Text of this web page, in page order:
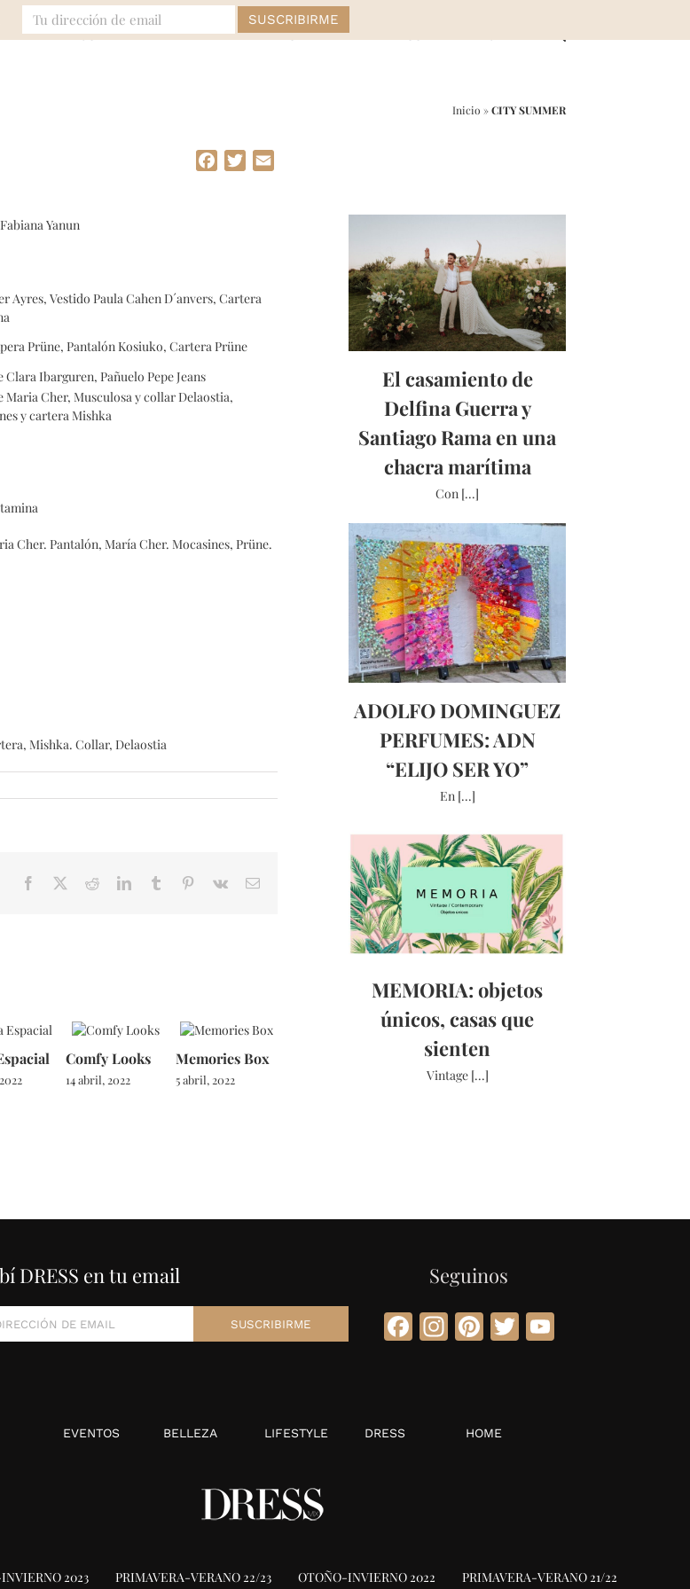
EVENTOS BELLEZA LIFESTYLE
Inicio »CITY SUMMER
Facebook
Twitter
Yanun
Cher. Pantalón, María Cher. Mocasines, Prüne.
Mishka. Collar, Delaostia
Facebook RedditLinkedInTumblr Pinterest
Vk Email
Comfy Looks
14 abril, 2022
Memories Box
5 abril, 2022
El casamiento de
Delfina Guerra y
Santiago Rama en una
chacra marítima
Con [...]
ADOLFO DOMINGUEZ
PERFUMES: ADN
“ELIJO SER YO”
En [...]
MEMORIA: objetos
únicos, casas que
sienten
Vintage [...]
DRESS en tu email Seguinos
Facebook
Instagram
Pinterest
TwitterYouTube
EVENTOS BELLEZA LIFESTYLE DRESS HOME
2023 PRIMAVERA-VERANO 22/23 OTOÑO-INVIERNO 2022
PRIMAVERA-VERANO 21/22